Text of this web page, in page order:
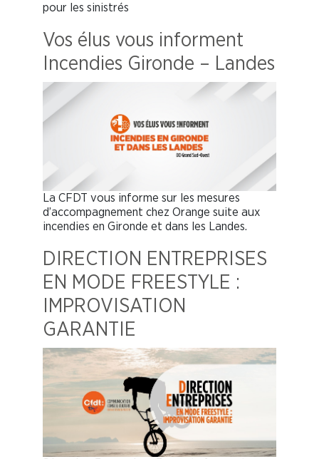
pour les sinistrés
Vos élus vous informent
Incendies Gironde – Landes
La CFDT vous informe sur les mesures
d’accompagnement chez Orange suite aux
incendies en Gironde et dans les Landes.
DIRECTION ENTREPRISES
EN MODE FREESTYLE :
IMPROVISATION
GARANTIE